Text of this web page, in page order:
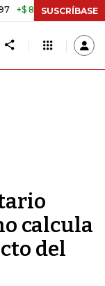
+2,19% TASA
SUSCRÍBASE
calcula
del